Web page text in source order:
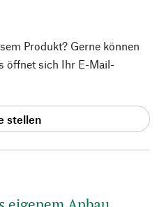
Produkt? Gerne können
öffnet sich Ihr E-Mail-
stellen